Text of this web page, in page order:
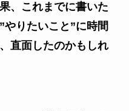
、これまでに書いた
りたいこと”に時間
直面したのかもしれ